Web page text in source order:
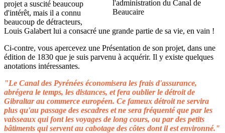
projet a suscité beaucoup
d'intérêt, mais il a connu
beaucoup de détracteurs,
Louis Galabert lui a consacré une grande partie de sa vie, en vain !
Ci-contre, vous apercevez une Présentation de son projet, dans une
édition de 1830 que je suis parvenu à acquérir. Il y existe quelques
anotations intéressantes.
"Le Canal des Pyrénées économisera les frais d'assurance,
abrégera le temps, les distances, et fera oublier le détroit de
Gibraltar au commerce européen. Ce fameux détroit ne servira
plus qu'au passage des escadres et ne sera fréquenté que par les
vaisseaux qui font les voyages de long cours, ou par des petits
bâtiments qui servent au cabotage des côtes dont il est environné."